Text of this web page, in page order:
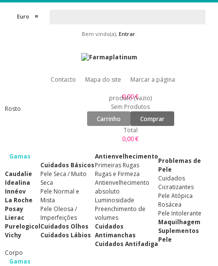
Euro
Bem vindo(a), Entrar.
Contacto Mapa do site Marcar a página
0,00 €
produto (vazio)
Sem Produtos
Carrinho
Comprar
Total
0,00 €
Rosto
Gamas
Caudalie
Idealina
Innéov
La Roche
Posay
Lierac
Purelogicol
Vichy
Cuidados Básicos
Pele Seca / Muito
Seca
Pele Normal e
Mista
Pele Oleosa /
Imperfeições
Cuidados Olhos
Cuidados Lábios
Antienvelhecimento
Primeiras Rugas
Rugas e Firmeza
Antienvelhecimento
absoluto
Luminosidade
Preenchimento de
volumes
Cuidados
Antimanchas
Cuidados Antifadiga
Problemas de
Pele
Cuidados
Cicratizantes
Pele Atópica
Rosácea
Pele Intolerante
Maquilhagem
Suplementos
Pele
Corpo
Gamas